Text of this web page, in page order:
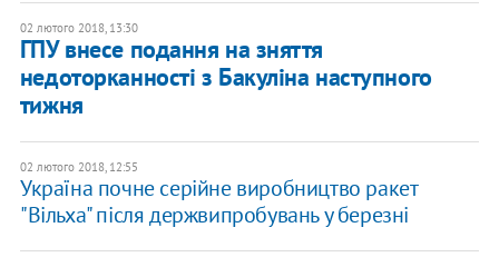
02 лютого 2018, 13:30
ГПУ внесе подання на зняття
недоторканності з Бакуліна наступного
тижня
02 лютого 2018, 12:55
Україна почне серійне виробництво ракет
"Вільха" після держвипробувань у березні